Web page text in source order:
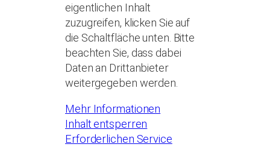
eigentlichen Inhalt
zuzugreifen, klicken Sie auf
die Schaltfläche unten. Bitte
beachten Sie, dass dabei
Daten an Drittanbieter
weitergegeben werden.
Mehr Informationen
Inhalt entsperren
Erforderlichen Service